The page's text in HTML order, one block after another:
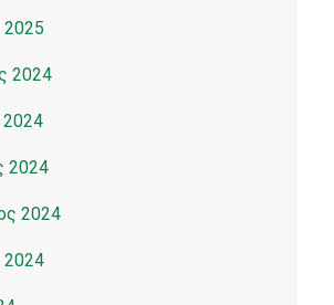
2025
2024
2024
2024
2024
2024